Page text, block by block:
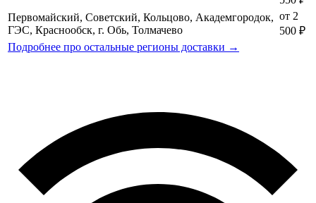
Первомайский, Советский, Кольцово, Академгородок,
ГЭС, Краснообск, г. Обь, Толмачево
от 2
500 ₽
Подробнее про остальные регионы доставки →